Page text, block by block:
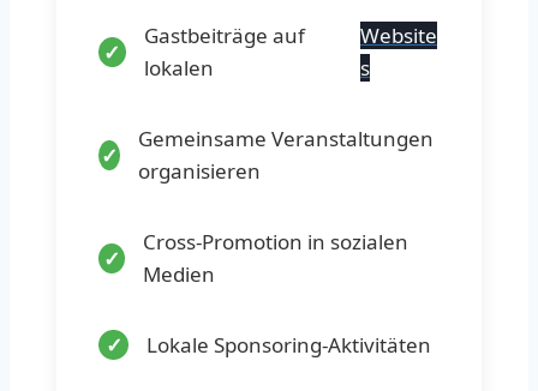
Gastbeiträge auf
lokalen
Website
s
Gemeinsame Veranstaltungen
organisieren
Cross-Promotion in sozialen
Medien
Lokale Sponsoring-Aktivitäten